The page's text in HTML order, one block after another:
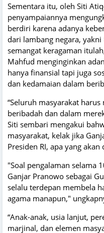
Sementara itu, oleh Siti
penyampaiannya
berdiri karena adanya
dari lambang negara, yakni
semangat keragaman
Mahfud menginginkan
hanya finansial tapi juga
dan kedamaian dalam
“Seluruh masyarakat
beribadah dan dalam
Siti sembari mengakui
masyarakat, kelak jika
Presiden RI, apa yang
"Soal pengalaman selama
Ganjar Pranowo sebagai
selalu terdepan membela
agama manapun,"
“Anak-anak, usia lanjut,
marjinal, dan elemen